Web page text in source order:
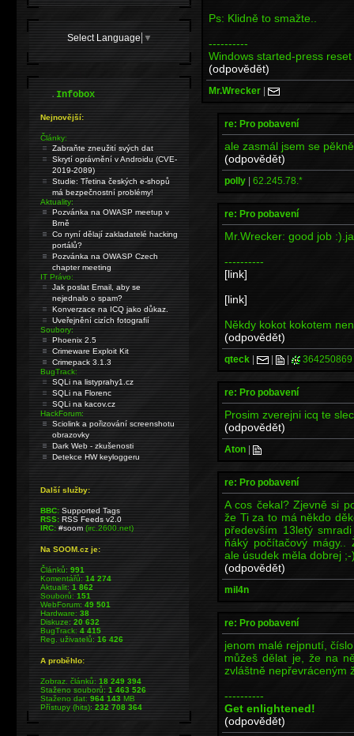
Ps: Klidně to smažte..
----------
Windows started-press
(odpovědět)
Mr.Wrecker |
re: Pro pobavení
ale zasmál jsem se
(odpovědět)
polly | 62.245.78.*
re: Pro pobavení
Mr.Wrecker: good job
----------
[link]
[link]
Někdy kokot kokotem
(odpovědět)
qteck | | | 364250869
re: Pro pobavení
Prosim zverejni icq te
(odpovědět)
Aton |
re: Pro pobavení
A cos čekal? Zjevně si
že Ti za to má někdo
především 13letý
ňáký počítačový mágy..
ale úsudek měla dobrej ;-
(odpovědět)
mil4n
re: Pro pobavení
jenom malé rejpnutí,
můžeš dělat je, že na
zvláštně nepřevráceným
----------
Get enlightened!
(odpovědět)
Select Language ▼
.Infobox
Nejnovější:
Články:
Zabraňte zneužití svých dat
Skrytí oprávnění v Androidu (CVE-
2019-2089)
Studie: Třetina českých e-shopů
má bezpečnostní problémy!
Aktuality:
Pozvánka na OWASP meetup v
Brně
Co nyní dělají zakladatelé hacking
portálů?
Pozvánka na OWASP Czech
chapter meeting
IT Právo:
Jak poslat Email, aby se
nejednalo o spam?
Konverzace na ICQ jako důkaz.
Uveřejnění cizích fotografií
Soubory:
Phoenix 2.5
Crimeware Exploit Kit
Crimepack 3.1.3
BugTrack:
SQLi na listyprahy1.cz
SQLi na Florenc
SQLi na kacov.cz
HackForum:
Sciolink a pořizování screenshotu
obrazovky
Dark Web - zkušenosti
Detekce HW keyloggeru
Další služby:
BBC: Supported Tags
RSS: RSS Feeds v2.0
IRC: #soom(irc.2600.net)
Na SOOM.cz je:
Článků:991
Komentářů:14 274
Aktualit:1 862
Souborů:151
WebForum:49 501
Hardware:38
Diskuze:20 632
BugTrack:4 415
Reg. uživatelů:16 426
A proběhlo:
Zobraz. článků:18 249 394
Staženo souborů:1 463 526
Staženo dat:964 143MB
Přístupy (hits):232 708 364